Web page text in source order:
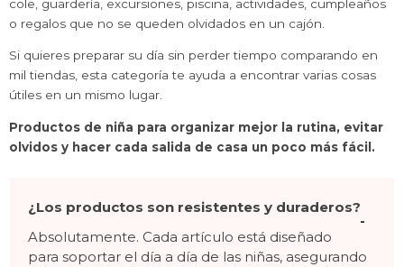
cole, guardería, excursiones, piscina, actividades, cumpleaños
o regalos que no se queden olvidados en un cajón.
Si quieres preparar su día sin perder tiempo comparando en
mil tiendas, esta categoría te ayuda a encontrar varias cosas
útiles en un mismo lugar.
Productos de niña para organizar mejor la rutina, evitar
olvidos y hacer cada salida de casa un poco más fácil.
¿Los productos son resistentes y duraderos?
Absolutamente. Cada artículo está diseñado
para soportar el día a día de las niñas, asegurando